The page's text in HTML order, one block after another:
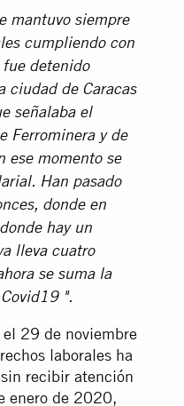
mantuvo siempre
cumpliendo con
detenido
ciudad de Caracas
señalaba el
Ferrominera y de
ese momento se
Han pasado
donde en
hay un
lleva cuatro
se suma la
".
29 de noviembre
laborales ha
recibir atención
enero de 2020,